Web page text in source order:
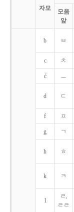
자모
모음
앞
b ㅂ
c ㅊ
ć ㅡ
d ㄷ
f ㅍ
g ㄱ
h ㅎ
k ㅋ
l
ㄹ,
ㄹㄹ